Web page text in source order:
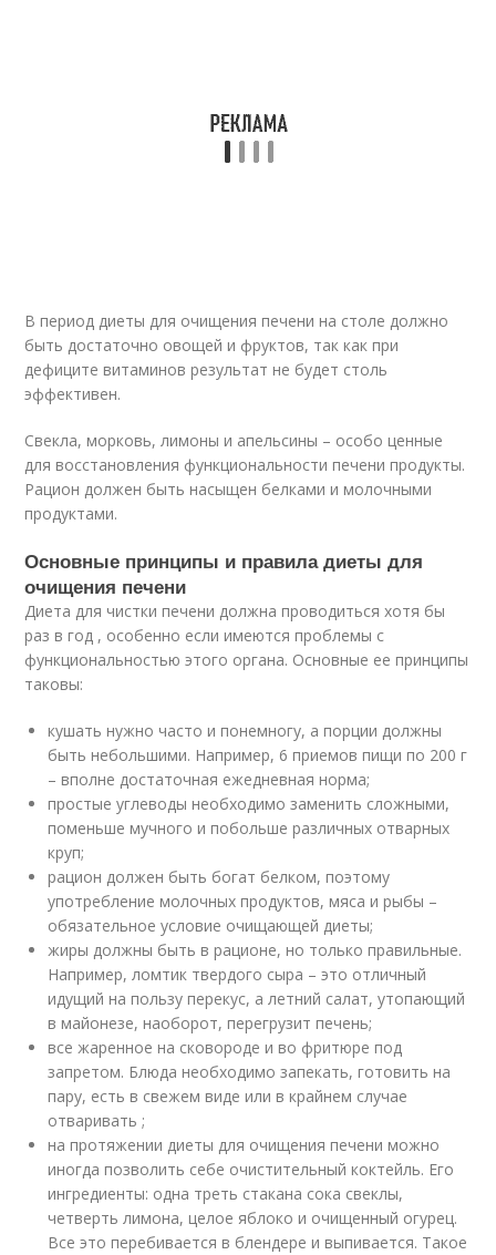
В период диеты для очищения печени на столе должно
быть достаточно овощей и фруктов, так как при
дефиците витаминов результат не будет столь
эффективен.
Свекла, морковь, лимоны и апельсины – особо ценные
для восстановления функциональности печени продукты.
Рацион должен быть насыщен белками и молочными
продуктами.
Основные принципы и правила диеты для
очищения печени
Диета для чистки печени должна проводиться хотя бы
раз в год , особенно если имеются проблемы с
функциональностью этого органа. Основные ее принципы
таковы:
кушать нужно часто и понемногу, а порции должны
быть небольшими. Например, 6 приемов пищи по 200 г
– вполне достаточная ежедневная норма;
простые углеводы необходимо заменить сложными,
поменьше мучного и побольше различных отварных
круп;
рацион должен быть богат белком, поэтому
употребление молочных продуктов, мяса и рыбы –
обязательное условие очищающей диеты;
жиры должны быть в рационе, но только правильные.
Например, ломтик твердого сыра – это отличный
идущий на пользу перекус, а летний салат, утопающий
в майонезе, наоборот, перегрузит печень;
все жаренное на сковороде и во фритюре под
запретом. Блюда необходимо запекать, готовить на
пару, есть в свежем виде или в крайнем случае
отваривать ;
на протяжении диеты для очищения печени можно
иногда позволить себе очистительный коктейль. Его
ингредиенты: одна треть стакана сока свеклы,
четверть лимона, целое яблоко и очищенный огурец.
Все это перебивается в блендере и выпивается. Такое